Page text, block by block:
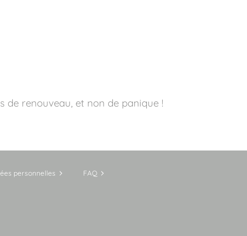
de renouveau, et non de panique !
personnelles FAQ